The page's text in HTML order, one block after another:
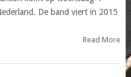
De band viert in 2015
Read More